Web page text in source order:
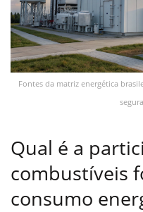
Fontes da matriz energética
Qual é a
combustíveis
consumo